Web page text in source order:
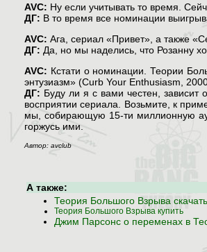
AVC: Ну если учитывать то время.
ДГ: В то время все номинации
AVC: Ага, сериал «Привет», а также
ДГ: Да, но мы наделись, что Розанну
AVC: Кстати о номинации. Теории
энтузиазм» (Curb Your Enthusiasm,
ДГ: Буду ли я с вами честен, зависит
восприятии сериала. Возьмите, к
мы, собирающую 15-ти миллионную
горжусь ими.
Автор: avclub
А также:
Теория Большого Взрыва
Теория Большого Взрыва купить
Джим Парсонс о переменах в